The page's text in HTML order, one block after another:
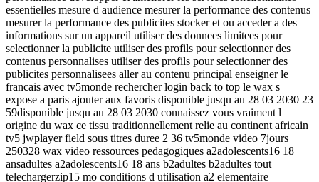
essentielles mesure d audience mesurer la performance des contenus
mesurer la performance des publicites stocker et ou acceder a des
informations sur un appareil utiliser des donnees limitees pour
selectionner la publicite utiliser des profils pour selectionner des
contenus personnalises utiliser des profils pour selectionner des
publicites personnalisees aller au contenu principal enseigner le
francais avec tv5monde rechercher login back to top le wax s
expose a paris ajouter aux favoris disponible jusqu au 28 03 2030 23
59disponible jusqu au 28 03 2030 connaissez vous vraiment l
origine du wax ce tissu traditionnellement relie au continent africain
tv5 jwplayer field sous titres duree 2 36 tv5monde video 7jours
250328 wax video ressources pedagogiques a2adolescents16 18
ansadultes a2adolescents16 18 ans b2adultes b2adultes tout
telechargerzip15 mo conditions d utilisation a2 elementaire